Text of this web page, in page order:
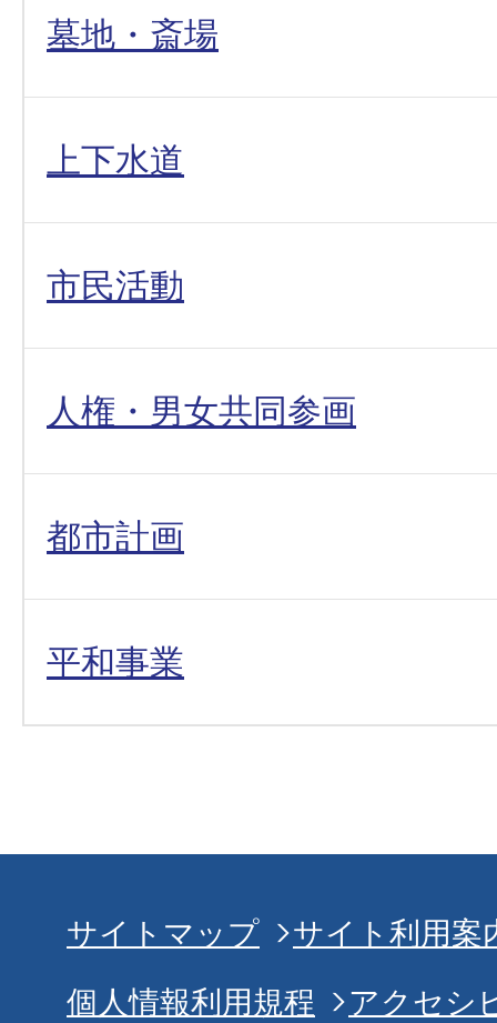
墓地・斎場
上下水道
市民活動
人権・男女共同参画
都市計画
平和事業
サイトマップ
サイト利用案
個人情報利用規程
アクセシ